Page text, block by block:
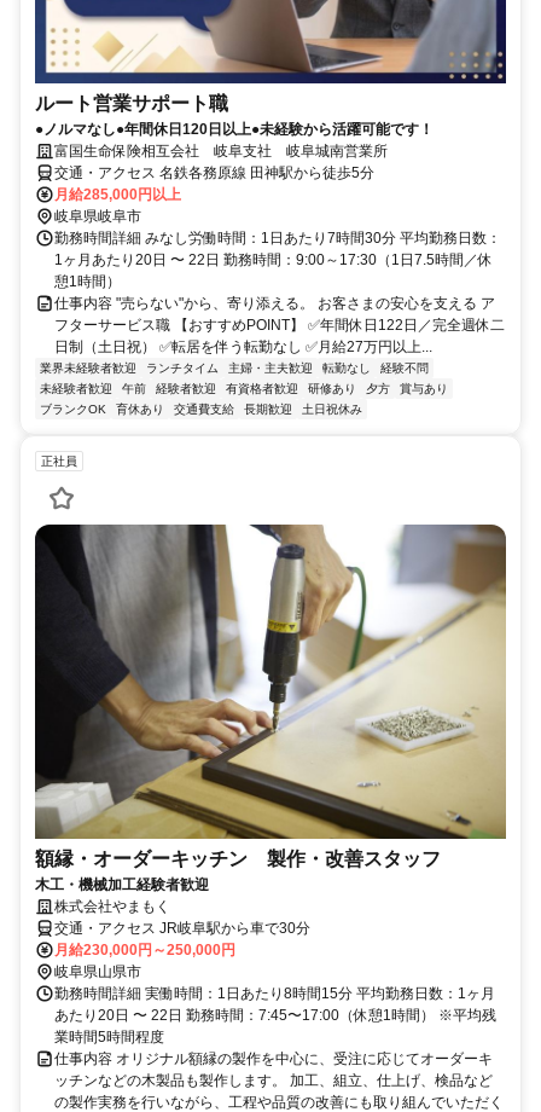
ルート営業サポート職
●ノルマなし●年間休日120日以上●未経験から活躍可能です！
富国生命保険相互会社 岐阜支社 岐阜城南営業所
交通・アクセス 名鉄各務原線 田神駅から徒歩5分
月給285,000円以上
岐阜県岐阜市
勤務時間詳細 みなし労働時間：1日あたり7時間30分 平均勤務日数：
1ヶ月あたり20日 〜 22日 勤務時間：9:00～17:30（1日7.5時間／休
憩1時間）
仕事内容 "売らない"から、寄り添える。 お客さまの安心を支える ア
フターサービス職 【おすすめPOINT】 ✅年間休日122日／完全週休二
日制（土日祝） ✅転居を伴う転勤なし ✅月給27万円以上...
業界未経験者歓迎 ランチタイム 主婦・主夫歓迎 転勤なし
経験不問
未経験者歓迎
午前 経験者歓迎 有資格者歓迎 研修あり 夕方
賞与あり
ブランクOK
育休あり 交通費支給 長期歓迎 土日祝休み
正社員
額縁・オーダーキッチン 製作・改善スタッフ
木工・機械加工経験者歓迎
株式会社やまもく
交通・アクセス JR岐阜駅から車で30分
月給230,000円～250,000円
岐阜県山県市
勤務時間詳細 実働時間：1日あたり8時間15分 平均勤務日数：1ヶ月
あたり20日 〜 22日 勤務時間：7:45〜17:00（休憩1時間） ※平均残
業時間5時間程度
仕事内容 オリジナル額縁の製作を中心に、受注に応じてオーダーキ
ッチンなどの木製品も製作します。 加工、組立、仕上げ、検品など
の製作実務を行いながら、工程や品質の改善にも取り組んでいただく